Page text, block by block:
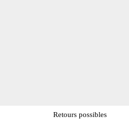
Retours possibles